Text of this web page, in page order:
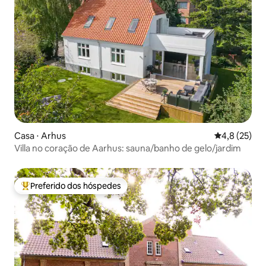
Casa ⋅ Arhus 4,8 de uma
4,8 (25)
Villa no coração de Aarhus: sauna/banho de gelo/jardim
Entre os melhores preferidos dos hóspedes
Preferido dos hóspedes